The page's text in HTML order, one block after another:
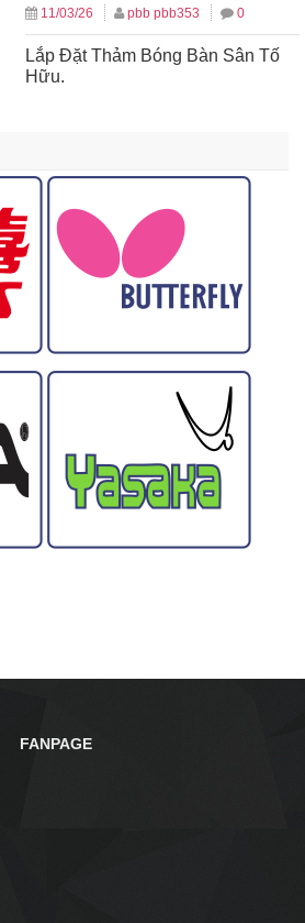
11/03/26 pbb pbb353 0
Lắp Đặt Thảm Bóng Bàn Sân Tố
Hữu.
FANPAGE